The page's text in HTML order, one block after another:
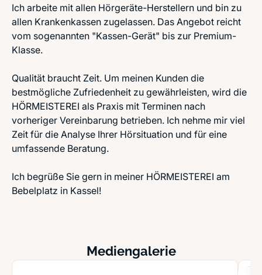
Ich arbeite mit allen Hörgeräte-Herstellern und bin zu
allen Krankenkassen zugelassen. Das Angebot reicht
vom sogenannten "Kassen-Gerät" bis zur Premium-
Klasse.
Qualität braucht Zeit. Um meinen Kunden die
bestmögliche Zufriedenheit zu gewährleisten, wird die
HÖRMEISTEREI als Praxis mit Terminen nach
vorheriger Vereinbarung betrieben. Ich nehme mir viel
Zeit für die Analyse Ihrer Hörsituation und für eine
umfassende Beratung.
Ich begrüße Sie gern in meiner HÖRMEISTEREI am
Bebelplatz in Kassel!
Mediengalerie